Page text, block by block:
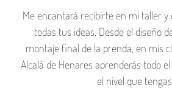
Me encantará recibirte en mi taller
todas tus ideas. Desde el diseño
montaje final de la prenda, en mis
Alcalá de Henares aprenderás todo
el nivel que tengas.